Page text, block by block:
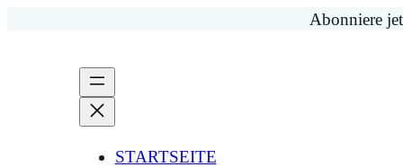
Abonniere
STARTSEITE